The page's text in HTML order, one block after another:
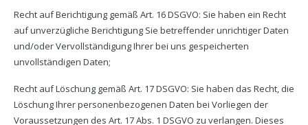
Recht auf Berichtigung gemäß Art. 16 DSGVO: Sie haben ein Recht
auf unverzügliche Berichtigung Sie betreffender unrichtiger Daten
und/oder Vervollständigung Ihrer bei uns gespeicherten
unvollständigen Daten;
Recht auf Löschung gemäß Art. 17 DSGVO: Sie haben das Recht, die
Löschung Ihrer personenbezogenen Daten bei Vorliegen der
Voraussetzungen des Art. 17 Abs. 1 DSGVO zu verlangen. Dieses